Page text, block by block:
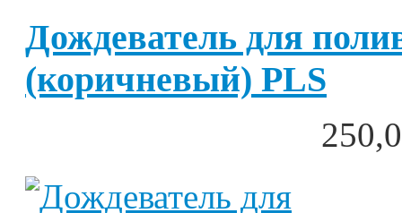
Дождеватель для
(коричневый) PLS